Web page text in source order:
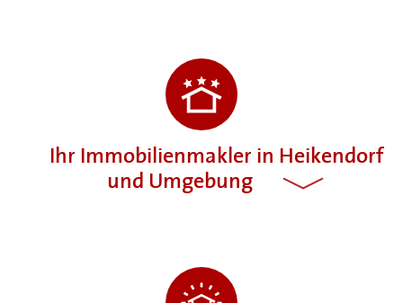
Ihr Immobilienmakler in Heikendorf
und Umgebung